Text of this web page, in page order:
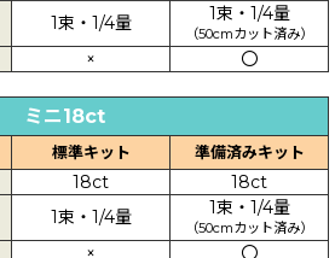
1束・1/4量 1束・1/4量
（50cmカット済み）
× 〇
ミニ18ct
標準キット
準備済みキット
18ct 18ct
1束・1/4量 1束・1/4量
（50cmカット済み）
× 〇